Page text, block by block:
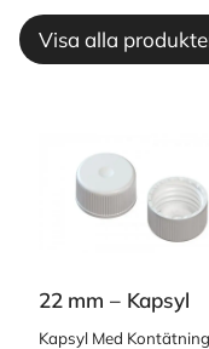
Visa alla
22 mm – Kapsyl
Kapsyl Med Kontätning